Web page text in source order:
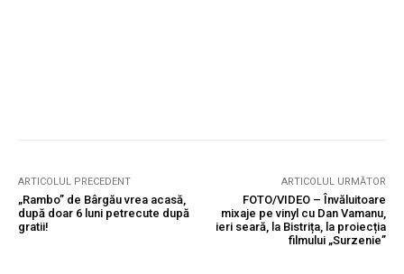
ARTICOLUL PRECEDENT
„Rambo” de Bârgău vrea acasă,
după doar 6 luni petrecute după
gratii!
ARTICOLUL URMĂTOR
FOTO/VIDEO – Învăluitoare
mixaje pe vinyl cu Dan Vamanu,
ieri seară, la Bistrița, la proiecția
filmului „Surzenie”